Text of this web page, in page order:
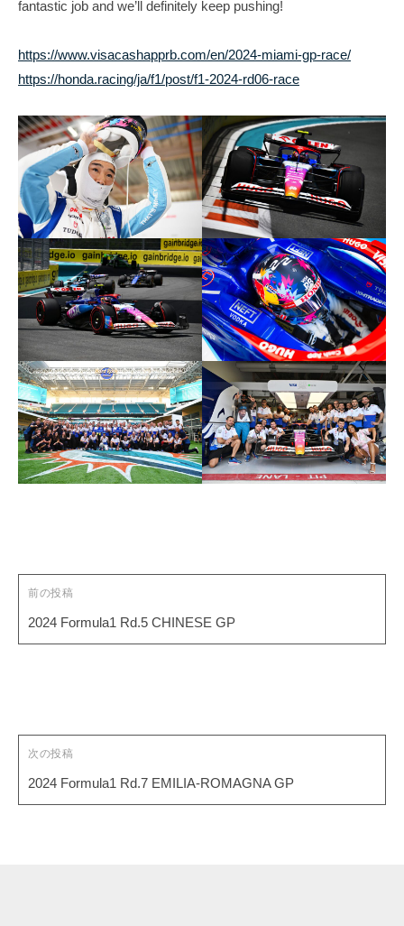
fantastic job and we’ll definitely keep pushing!
https://www.visacashapprb.com/en/2024-miami-gp-race/
https://honda.racing/ja/f1/post/f1-2024-rd06-race
ビ
ゲ
ー
シ
前の投稿
2024 Formula1 Rd.5 CHINESE GP
次の投稿
2024 Formula1 Rd.7 EMILIA-ROMAGNA GP